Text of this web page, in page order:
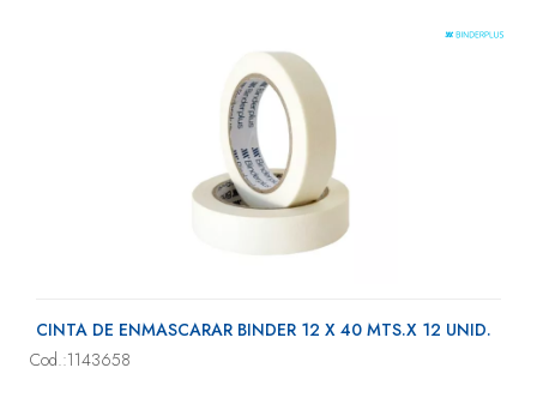
CINTA DE ENMASCARAR BINDER 12 X 40 MTS.X 12 UNID.
Cod.:1143658